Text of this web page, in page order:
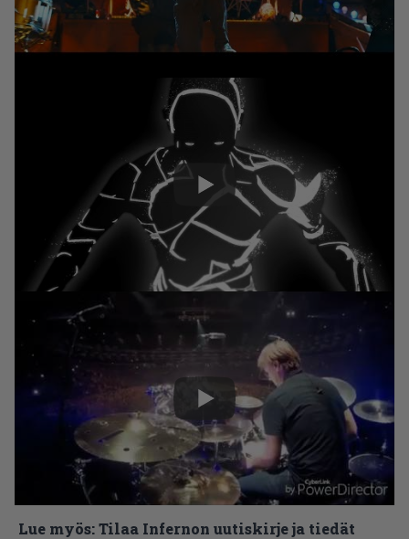
Lue myös:Tilaa Infernon uutiskirje ja tiedät